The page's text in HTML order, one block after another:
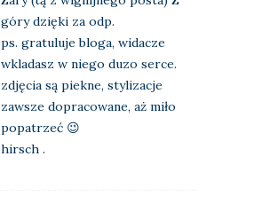
góry dzięki za odp.
ps. gratuluje bloga, widacze
wkladasz w niego duzo serce.
zdjęcia są piekne, stylizacje
zawsze dopracowane, aż miło
popatrzeć 😉
hirsch .